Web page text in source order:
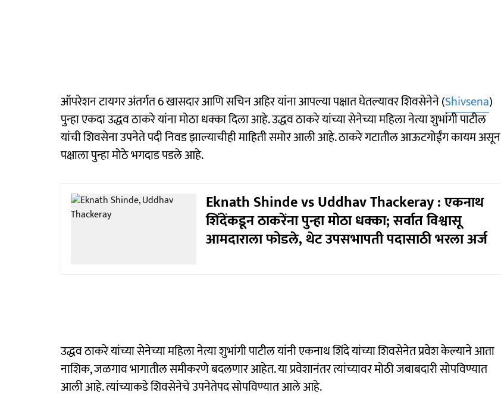
ऑपरेशन टायगर अंतर्गत 6 खासदार आणि सचिन अहिर यांना आपल्या पक्षात घेतल्यावर शिवसेनेने (Shivsena)
पुन्हा एकदा उद्धव ठाकरे यांना मोठा धक्का दिला आहे. उद्धव ठाकरे यांच्या सेनेच्या महिला नेत्या शुभांगी पाटील
यांची शिवसेना उपनेते पदी निवड झाल्याचीही माहिती समोर आली आहे. ठाकरे गटातील आऊटगोईंग कायम असून
पक्षाला पुन्हा मोठे भगदाड पडले आहे.
Eknath Shinde vs Uddhav Thackeray : एकनाथ
शिंदेंकडून ठाकरेंना पुन्हा मोठा धक्का; सर्वात विश्वासू
आमदाराला फोडले, थेट उपसभापती पदासाठी भरला अर्ज
उद्धव ठाकरे यांच्या सेनेच्या महिला नेत्या शुभांगी पाटील यांनी एकनाथ शिंदे यांच्या शिवसेनेत प्रवेश केल्याने आता
नाशिक, जळगाव भागातील समीकरणे बदलणार आहेत. या प्रवेशानंतर त्यांच्यावर मोठी जबाबदारी सोपविण्यात
आली आहे. त्यांच्याकडे शिवसेनेचे उपनेतेपद सोपविण्यात आले आहे.